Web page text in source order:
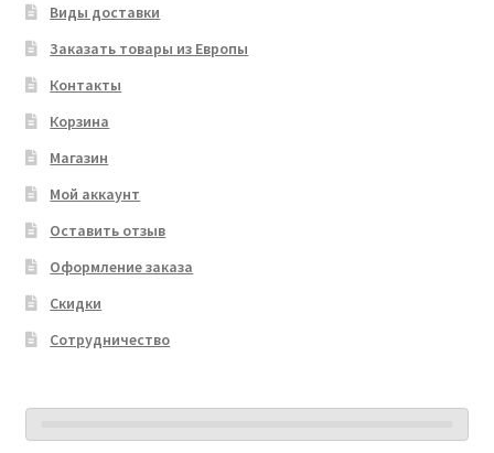
Виды доставки
Заказать товары из Европы
Контакты
Корзина
Магазин
Мой аккаунт
Оставить отзыв
Оформление заказа
Скидки
Сотрудничество